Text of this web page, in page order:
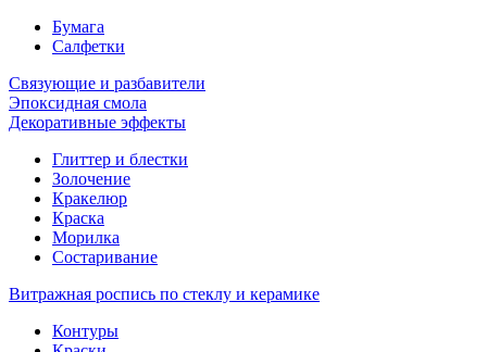
Бумага
Салфетки
Связующие и разбавители
Эпоксидная смола
Декоративные эффекты
Глиттер и блестки
Золочение
Кракелюр
Краска
Морилка
Состаривание
Витражная роспись по стеклу и керамике
Контуры